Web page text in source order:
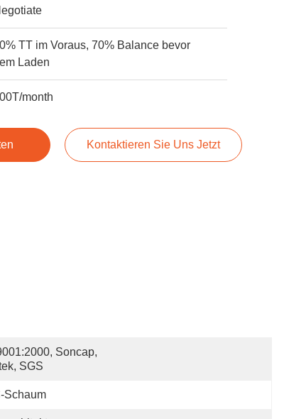
TT im Voraus, 70% Balance bevor
Laden
month
Kontaktieren Sie Uns Jetzt
Soncap,
SGS
Schaum